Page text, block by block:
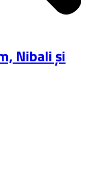
Nibali și